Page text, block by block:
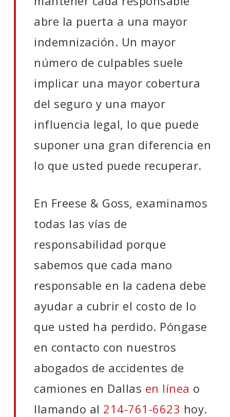
abre la puerta a una mayor
indemnización. Un mayor
número de culpables suele
implicar una mayor cobertura
del seguro y una mayor
influencia legal, lo que puede
suponer una gran diferencia en
lo que usted puede recuperar.
En Freese & Goss, examinamos
todas las vías de
responsabilidad porque
sabemos que cada mano
responsable en la cadena debe
ayudar a cubrir el costo de lo
que usted ha perdido. Póngase
en contacto con nuestros
abogados de accidentes de
camiones en Dallas en línea o
llamando al 214-761-6623 hoy.